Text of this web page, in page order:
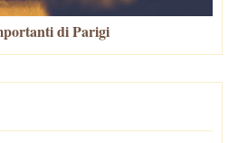
di Parigi